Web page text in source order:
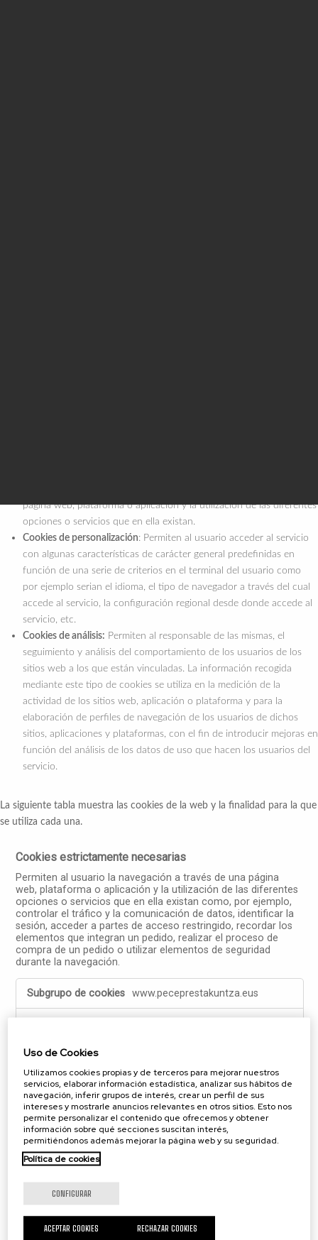
página web, plataforma o aplicación y la utilización de las diferentes
opciones o servicios que en ella existan.
Cookies de personalización: Permiten al usuario acceder al servicio
con algunas características de carácter general predefinidas en
función de una serie de criterios en el terminal del usuario como
por ejemplo serian el idioma, el tipo de navegador a través del cual
accede al servicio, la configuración regional desde donde accede al
servicio, etc.
Cookies de análisis: Permiten al responsable de las mismas, el
seguimiento y análisis del comportamiento de los usuarios de los
sitios web a los que están vinculadas. La información recogida
mediante este tipo de cookies se utiliza en la medición de la
actividad de los sitios web, aplicación o plataforma y para la
elaboración de perfiles de navegación de los usuarios de dichos
sitios, aplicaciones y plataformas, con el fin de introducir mejoras en
función del análisis de los datos de uso que hacen los usuarios del
servicio.
La siguiente tabla muestra las cookies de la web y la finalidad para la que
se utiliza cada una.
Cookies estrictamente necesarias
Permiten al usuario la navegación a través de una página
web, plataforma o aplicación y la utilización de las diferentes
opciones o servicios que en ella existan como, por ejemplo,
controlar el tráfico y la comunicación de datos, identificar la
sesión, acceder a partes de acceso restringido, recordar los
elementos que integran un pedido, realizar el proceso de
compra de un pedido o utilizar elementos de seguridad
durante la navegación.
Cookies
estrictamente
necesarias
www.peceprestakuntza.eus
Sesión
peceprestakuntza.eus
OptanonAlertBoxClosed
364 Días, 364 Días
Uso de Cookies
Utilizamos cookies propias y de terceros para mejorar nuestros
servicios, elaborar información estadística, analizar sus hábitos de
navegación, inferir grupos de interés, crear un perfil de sus
intereses y mostrarle anuncios relevantes en otros sitios. Esto nos
permite personalizar el contenido que ofrecemos y obtener
información sobre qué secciones suscitan interés,
permitiéndonos además mejorar la página web y su seguridad.
Política de cookies
CONFIGURAR
RECHAZAR COOKIES
ACEPTAR COOKIES